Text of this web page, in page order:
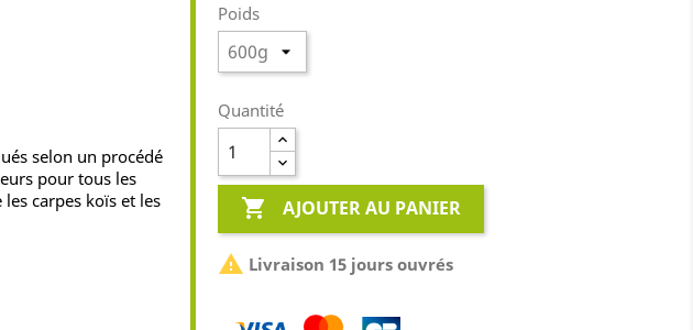
selon un procédé
pour tous les
carpes koïs et les
Poids
Quantité
 AJOUTER AU PANIER
 Livraison 15 jours ouvrés